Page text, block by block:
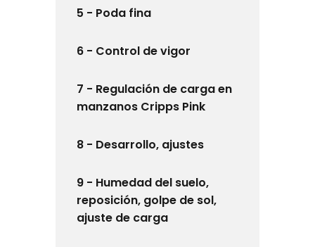
5 - Poda fina
6 - Control de vigor
7 - Regulación de carga en
manzanos Cripps Pink
8 - Desarrollo, ajustes
9 - Humedad del suelo,
reposición, golpe de sol,
ajuste de carga